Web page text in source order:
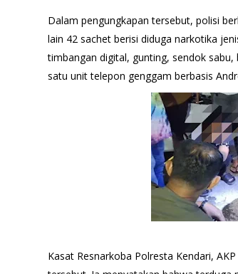
Dalam pengungkapan tersebut, polisi
lain 42 sachet berisi diduga narkotika
timbangan digital, gunting, sendok
satu unit telepon genggam berbasis
Kasat Resnarkoba Polresta Kendari,